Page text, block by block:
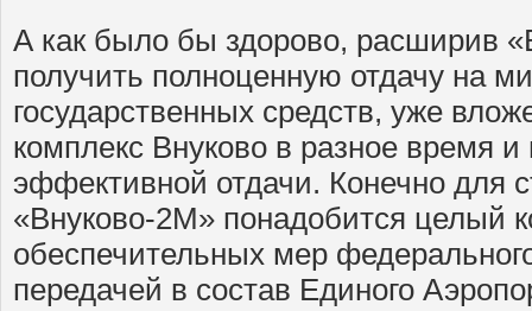
А как было бы здорово, расширив
получить полноценную отдачу на
государственных средств, уже
комплекс Внуково в разное время
эффективной отдачи. Конечно для
«Внуково-2М» понадобится целый
обеспечительных мер
передачей в состав Единого